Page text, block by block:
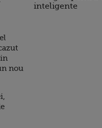
nou
inteligente